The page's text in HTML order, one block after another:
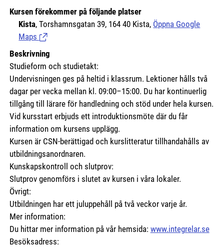
Kursen förekommer på följande platser
Kista, Torshamnsgatan 39, 164 40 Kista, Öppna Google
Maps (Länk till extern sida.)
Beskrivning
Studieform och studietakt:
Undervisningen ges på heltid i klassrum. Lektioner hålls två
dagar per vecka mellan kl. 09:00–15:00. Du har kontinuerlig
tillgång till lärare för handledning och stöd under hela kursen.
Vid kursstart erbjuds ett introduktionsmöte där du får
information om kursens upplägg.
Kursen är CSN-berättigad och kurslitteratur tillhandahålls av
utbildningsanordnaren.
Kunskapskontroll och slutprov:
Slutprov genomförs i slutet av kursen i våra lokaler.
Övrigt:
Utbildningen har ett juluppehåll på två veckor varje år.
Mer information:
Du hittar mer information på vår hemsida: www.integrelar.se
Besöksadress: